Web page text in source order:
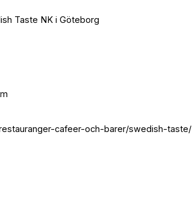
Taste NK i Göteborg
cafeer-och-barer/swedish-taste/